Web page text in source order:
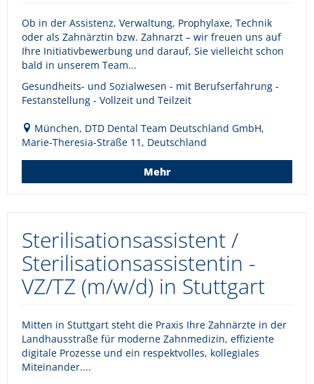
Ob in der Assistenz, Verwaltung, Prophylaxe, Technik
oder als Zahnärztin bzw. Zahnarzt – wir freuen uns auf
Ihre Initiativbewerbung und darauf, Sie vielleicht schon
bald in unserem Team...
Gesundheits- und Sozialwesen - mit Berufserfahrung -
Festanstellung - Vollzeit und Teilzeit
München, DTD Dental Team Deutschland GmbH,
Marie-Theresia-Straße 11, Deutschland
Mehr
Sterilisationsassistent /
Sterilisationsassistentin -
VZ/TZ (m/w/d) in Stuttgart
Mitten in Stuttgart steht die Praxis Ihre Zahnärzte in der
Landhausstraße für moderne Zahnmedizin, effiziente
digitale Prozesse und ein respektvolles, kollegiales
Miteinander....